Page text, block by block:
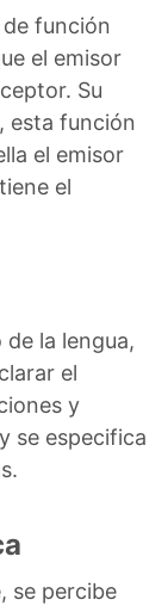
función
el emisor
Su
esta función
el emisor
el
la lengua,
el
y
se especifica
se percibe